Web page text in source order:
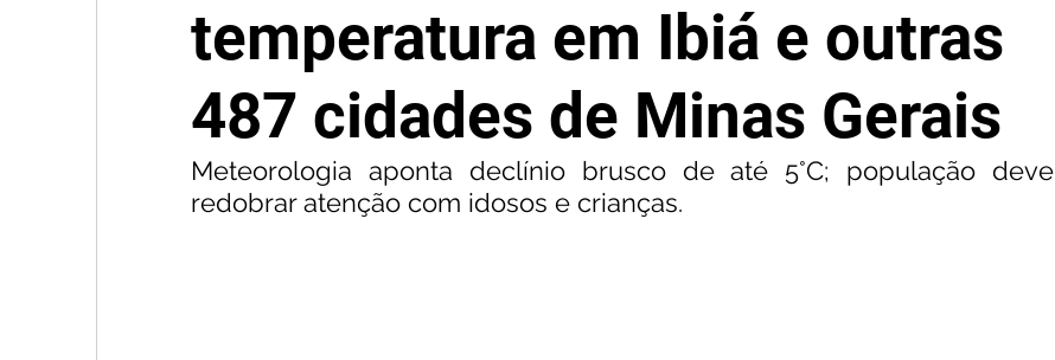
temperatura em Ibiá e outras
487 cidades de Minas Gerais
Meteorologia aponta declínio brusco de até 5°C; população deve
redobrar atenção com idosos e crianças.